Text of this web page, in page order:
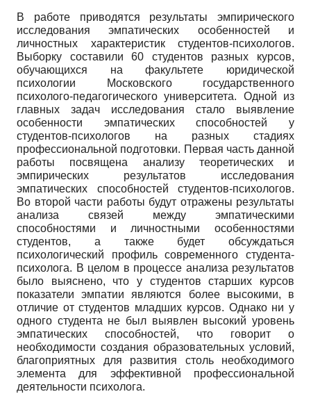
В работе приводятся результаты эмпирического
исследования эмпатических особенностей и
личностных характеристик студентов-психологов.
Выборку составили 60 студентов разных курсов,
обучающихся на факультете юридической
психологии Московского государственного
психолого-педагогического университета. Одной из
главных задач исследования стало выявление
особенности эмпатических способностей у
студентов-психологов на разных стадиях
профессиональной подготовки. Первая часть данной
работы посвящена анализу теоретических и
эмпирических результатов исследования
эмпатических способностей студентов-психологов.
Во второй части работы будут отражены результаты
анализа связей между эмпатическими
способностями и личностными особенностями
студентов, а также будет обсуждаться
психологический профиль современного студента-
психолога. В целом в процессе анализа результатов
было выяснено, что у студентов старших курсов
показатели эмпатии являются более высокими, в
отличие от студентов младших курсов. Однако ни у
одного студента не был выявлен высокий уровень
эмпатических способностей, что говорит о
необходимости создания образовательных условий,
благоприятных для развития столь необходимого
элемента для эффективной профессиональной
деятельности психолога.